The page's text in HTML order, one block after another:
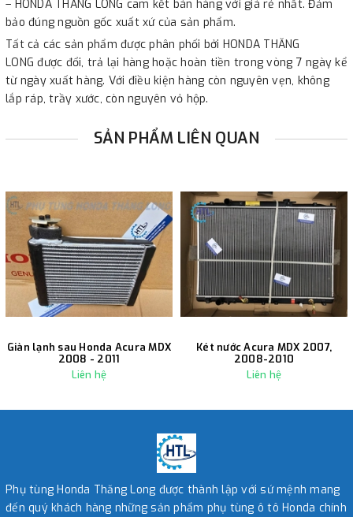
– HONDA THĂNG LONG cam kết bán hàng với giá rẻ nhất. Đảm
bảo đúng nguồn gốc xuất xứ của sản phẩm.
Tất cả các sản phẩm được phân phối bởi HONDA THĂNG
LONG được đổi, trả lại hàng hoặc hoàn tiền trong vòng 7 ngày kể
từ ngày xuất hàng. Với điều kiện hàng còn nguyên vẹn, không
lắp ráp, trầy xước, còn nguyên vỏ hộp.
SẢN PHẨM LIÊN QUAN
Giàn lạnh sau Honda Acura MDX
2008 - 2011
Liên hệ
Két nước Acura MDX 2007,
2008-2010
Liên hệ
Phụ tùng Honda Thăng Long được thành lập với sứ mệnh mang
đến quý khách hàng những sản phẩm phụ tùng ô tô Honda chính